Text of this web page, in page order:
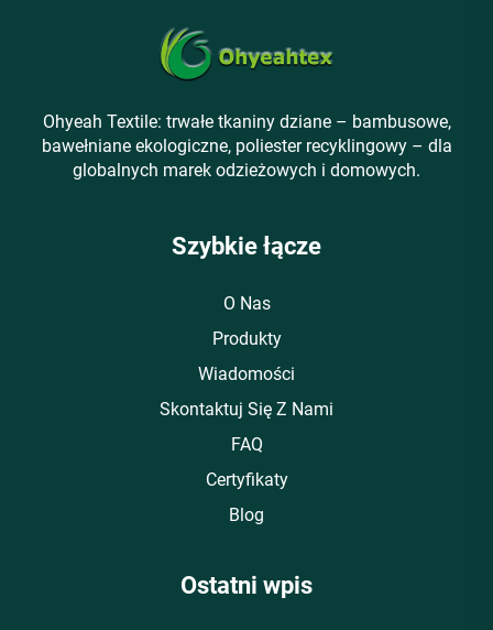
Ohyeah Textile: trwałe tkaniny dziane – bambusowe,
bawełniane ekologiczne, poliester recyklingowy – dla
globalnych marek odzieżowych i domowych.
Szybkie łącze
O Nas
Produkty
Wiadomości
Skontaktuj Się Z Nami
FAQ
Certyfikaty
Blog
Ostatni wpis